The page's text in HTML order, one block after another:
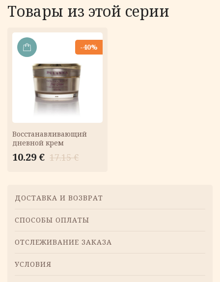
Товары из этой серии
-40%
Восстанавливающий
дневной крем
17.15€
Первоначальная
10.29 €
Текущая
В
КОРЗИНУ
Меню
ДОСТАВКА И ВОЗВРАТ
СПОСОБЫ ОПЛАТЫ
ОТСЛЕЖИВАНИЕ ЗАКАЗА
УСЛОВИЯ